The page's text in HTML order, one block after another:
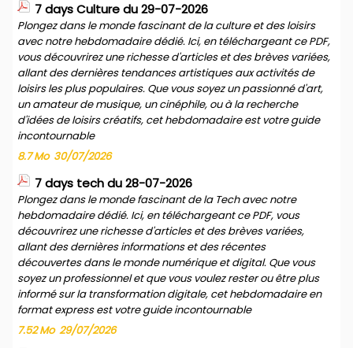
7 days Culture du 29-07-2026
Plongez dans le monde fascinant de la culture et des loisirs
avec notre hebdomadaire dédié. Ici, en téléchargeant ce PDF,
vous découvrirez une richesse d'articles et des brèves variées,
allant des dernières tendances artistiques aux activités de
loisirs les plus populaires. Que vous soyez un passionné d'art,
un amateur de musique, un cinéphile, ou à la recherche
d'idées de loisirs créatifs, cet hebdomadaire est votre guide
incontournable
8.7 Mo 30/07/2026
7 days tech du 28-07-2026
Plongez dans le monde fascinant de la Tech avec notre
hebdomadaire dédié. Ici, en téléchargeant ce PDF, vous
découvrirez une richesse d'articles et des brèves variées,
allant des dernières informations et des récentes
découvertes dans le monde numérique et digital. Que vous
soyez un professionnel et que vous voulez rester ou être plus
informé sur la transformation digitale, cet hebdomadaire en
format express est votre guide incontournable
7.52 Mo 29/07/2026